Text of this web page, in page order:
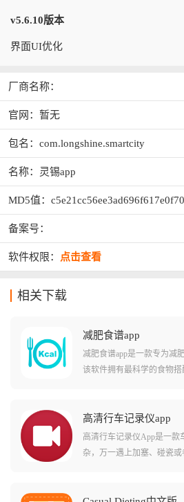
v5.6.10版本
界面UI优化
厂商名称：
官网：暂无
包名：com.longshine.smartcity
名称：灵锡app
MD5值：
备案号：
软件权限： 点击查看
相关下载
减肥食谱app
减肥食谱app是一款专为减
该软件拥有最科学的食物搭
烹饪教程每一道食谱都标注
值和操作步骤，从10分钟
餐，简单易学，小白也能轻
高清行车记录仪app
高清行车记录仪App是一款
杂，万一遇上加塞、碰瓷或